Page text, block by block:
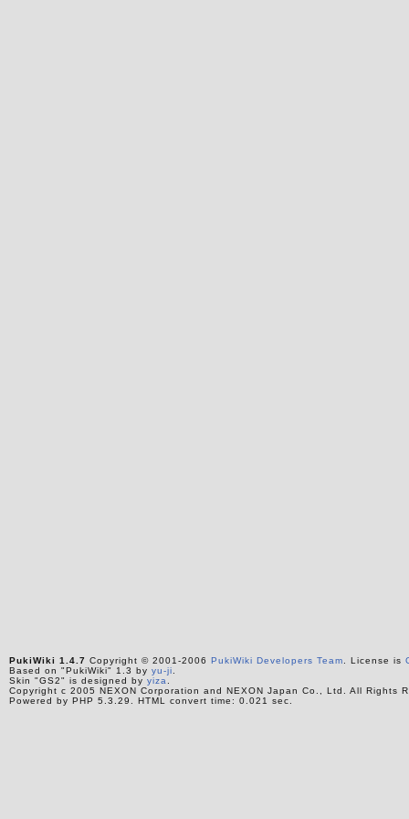
PukiWiki 1.4.7 Copyright © 2001-2006 PukiWiki Developers Team . License is
Based on "PukiWiki" 1.3 by yu-ji
Skin "GS2" is designed by yiza
Copyright c 2005 NEXON Corporation and NEXON Japan Co., Ltd. All Rights
Powered by PHP 5.3.29. HTML convert time: 0.021 sec.